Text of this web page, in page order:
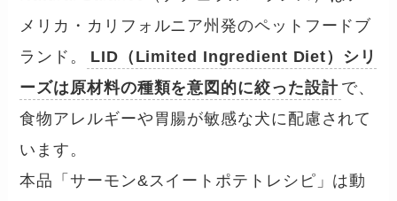
メリカ・カリフォルニア州発のペットフードブ
ランド。
LID（Limited Ingredient Diet）シリ
ーズは原材料の種類を意図的に絞った設計 で、
食物アレルギーや胃腸が敏感な犬に配慮されて
います。
本品「サーモン&スイートポテトレシピ」は動